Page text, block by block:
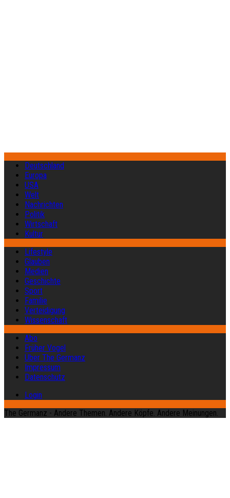
Deutschland
Europa
USA
Welt
Nachrichten
Politik
Wirtschaft
Kultur
Lifestyle
Glauben
Medien
Geschichte
Sport
Familie
Verteidigung
Wissenschaft
Abo
Früher Vogel
Über The Germanz
Impressum
Datenschutz
Login
The Germanz - Andere Themen. Andere Köpfe. Andere Meinungen.